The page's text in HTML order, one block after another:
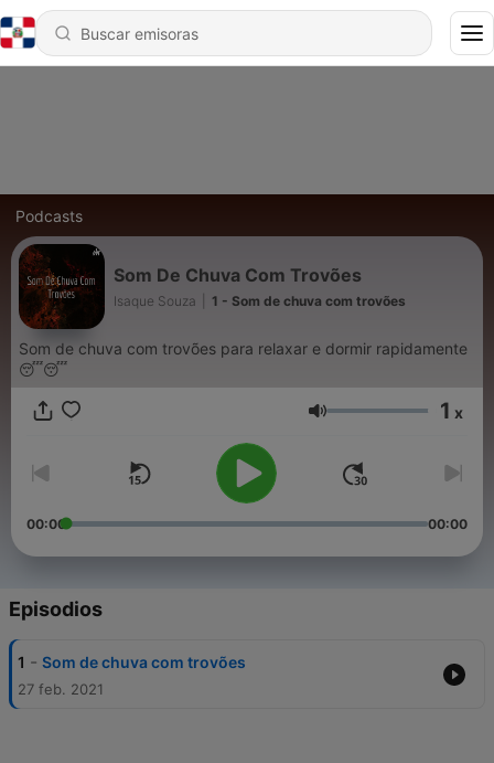
Podcasts
Som De Chuva Com Trovões
Isaque Souza 1 - Som de chuva com trovões
Som de chuva com trovões para relaxar e dormir rapidamente
😴😴
Volumen 1 x
00:00 00:00
Episodios
1 - Som de chuva com trovões
27 feb. 2021